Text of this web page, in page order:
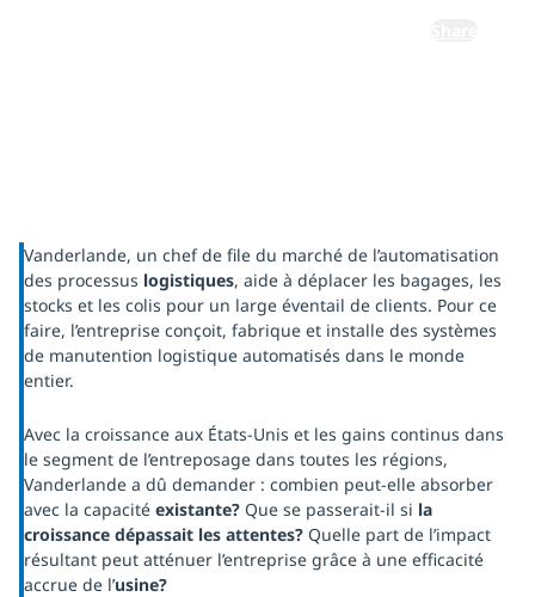
Vanderlande, un chef de file du marché de l’automatisation
des processus logistiques, aide à déplacer les bagages, les
stocks et les colis pour un large éventail de clients. Pour ce
faire, l’entreprise conçoit, fabrique et installe des systèmes
de manutention logistique automatisés dans le monde
entier.
Avec la croissance aux États-Unis et les gains continus dans
le segment de l’entreposage dans toutes les régions,
Vanderlande a dû demander : combien peut-elle absorber
avec la capacité existante? Que se passerait-il si la
croissance dépassait les attentes? Quelle part de l’impact
résultant peut atténuer l’entreprise grâce à une efficacité
accrue de l’usine?